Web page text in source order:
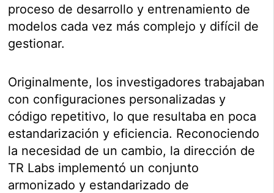
proceso de desarrollo y entrenamiento de
modelos cada vez más complejo y difícil de
gestionar.
Originalmente, los investigadores trabajaban
con configuraciones personalizadas y
código repetitivo, lo que resultaba en poca
estandarización y eficiencia. Reconociendo
la necesidad de un cambio, la dirección de
TR Labs implementó un conjunto
armonizado y estandarizado de